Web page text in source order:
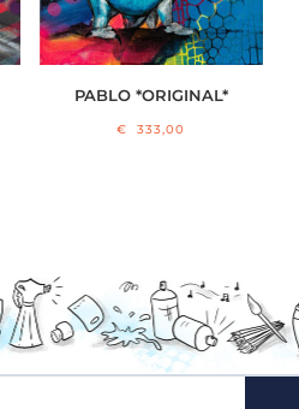
PABLO *ORIGINAL*
€ 333,00